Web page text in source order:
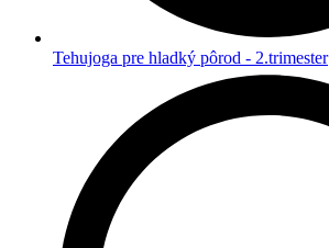
Tehujoga pre hladký pôrod - 2.trimester